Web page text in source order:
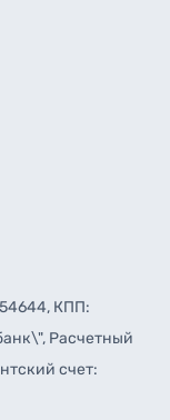
КПП:
Расчетный
счет: